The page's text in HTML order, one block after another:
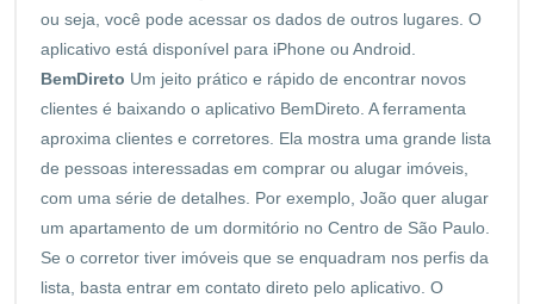
ou seja, você pode acessar os dados de outros lugares. O
aplicativo está disponível para iPhone ou Android.
BemDireto Um jeito prático e rápido de encontrar novos
clientes é baixando o aplicativo BemDireto. A ferramenta
aproxima clientes e corretores. Ela mostra uma grande lista
de pessoas interessadas em comprar ou alugar imóveis,
com uma série de detalhes. Por exemplo, João quer alugar
um apartamento de um dormitório no Centro de São Paulo.
Se o corretor tiver imóveis que se enquadram nos perfis da
lista, basta entrar em contato direto pelo aplicativo. O